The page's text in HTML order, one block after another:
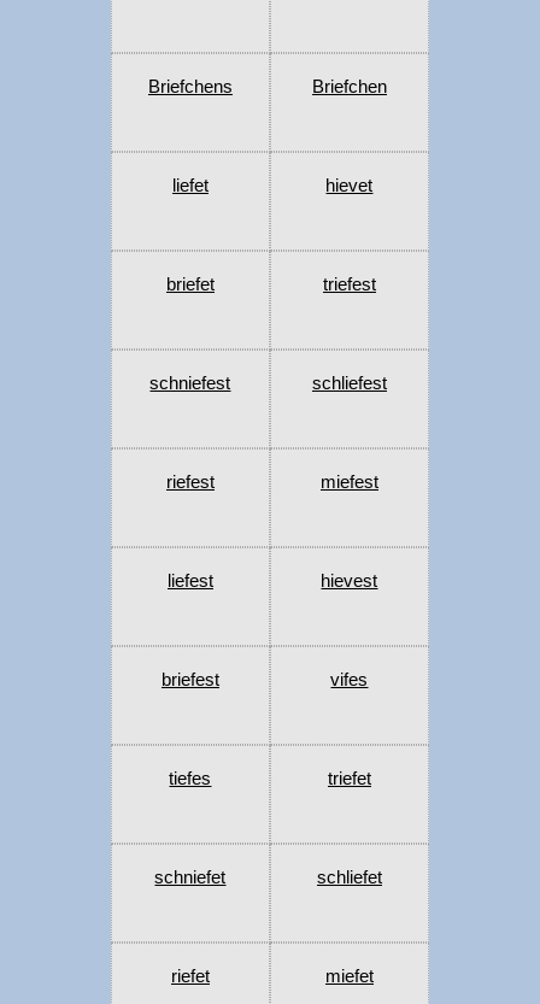
Briefchens Briefchen
liefet hievet
briefet triefest
schniefest schliefest
riefest miefest
liefest hievest
briefest vifes
tiefes triefet
schniefet schliefet
riefet miefet